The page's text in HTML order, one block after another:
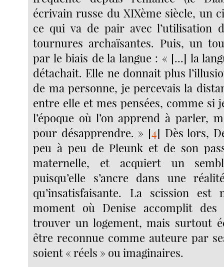
écrivain russe du XIXème siècle, un
ce qui va de pair avec l’utilisation
tournures archaïsantes. Puis, un
par le biais de la langue : « [...] la
détachait. Elle ne donnait plus
de ma personne, je percevais la
entre elle et mes pensées, comme si
l’époque où l’on apprend à parler,
pour désapprendre. » [4] Dès lors,
peu à peu de Pleunk et de son
maternelle, et acquiert un
puisqu’elle s’ancre dans une
qu’insatisfaisante. La scission est
moment où Denise accomplit des
trouver un logement, mais surtout
être reconnue comme auteure par
soient « réels » ou imaginaires.